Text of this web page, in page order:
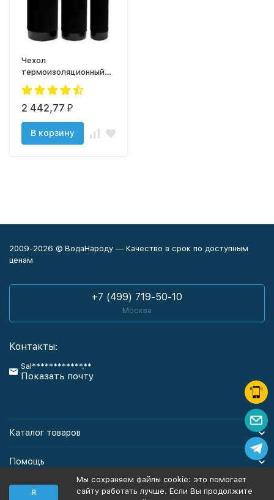
Чехол
термоизоляционный
1054 (Черный)
2 442,77 ₽
В корзину
2009-2026 © ВодаНароду — Качество в срок по доступным
ценам
+7 (499) 719-50-10
Москва
Контакты:
Sal************.**
Показать почту
Каталог товаров
Помощь
Информация
Я
Мы сохраняем файлы cookie: это помогает
сайту работать лучше. Если Вы продолжите